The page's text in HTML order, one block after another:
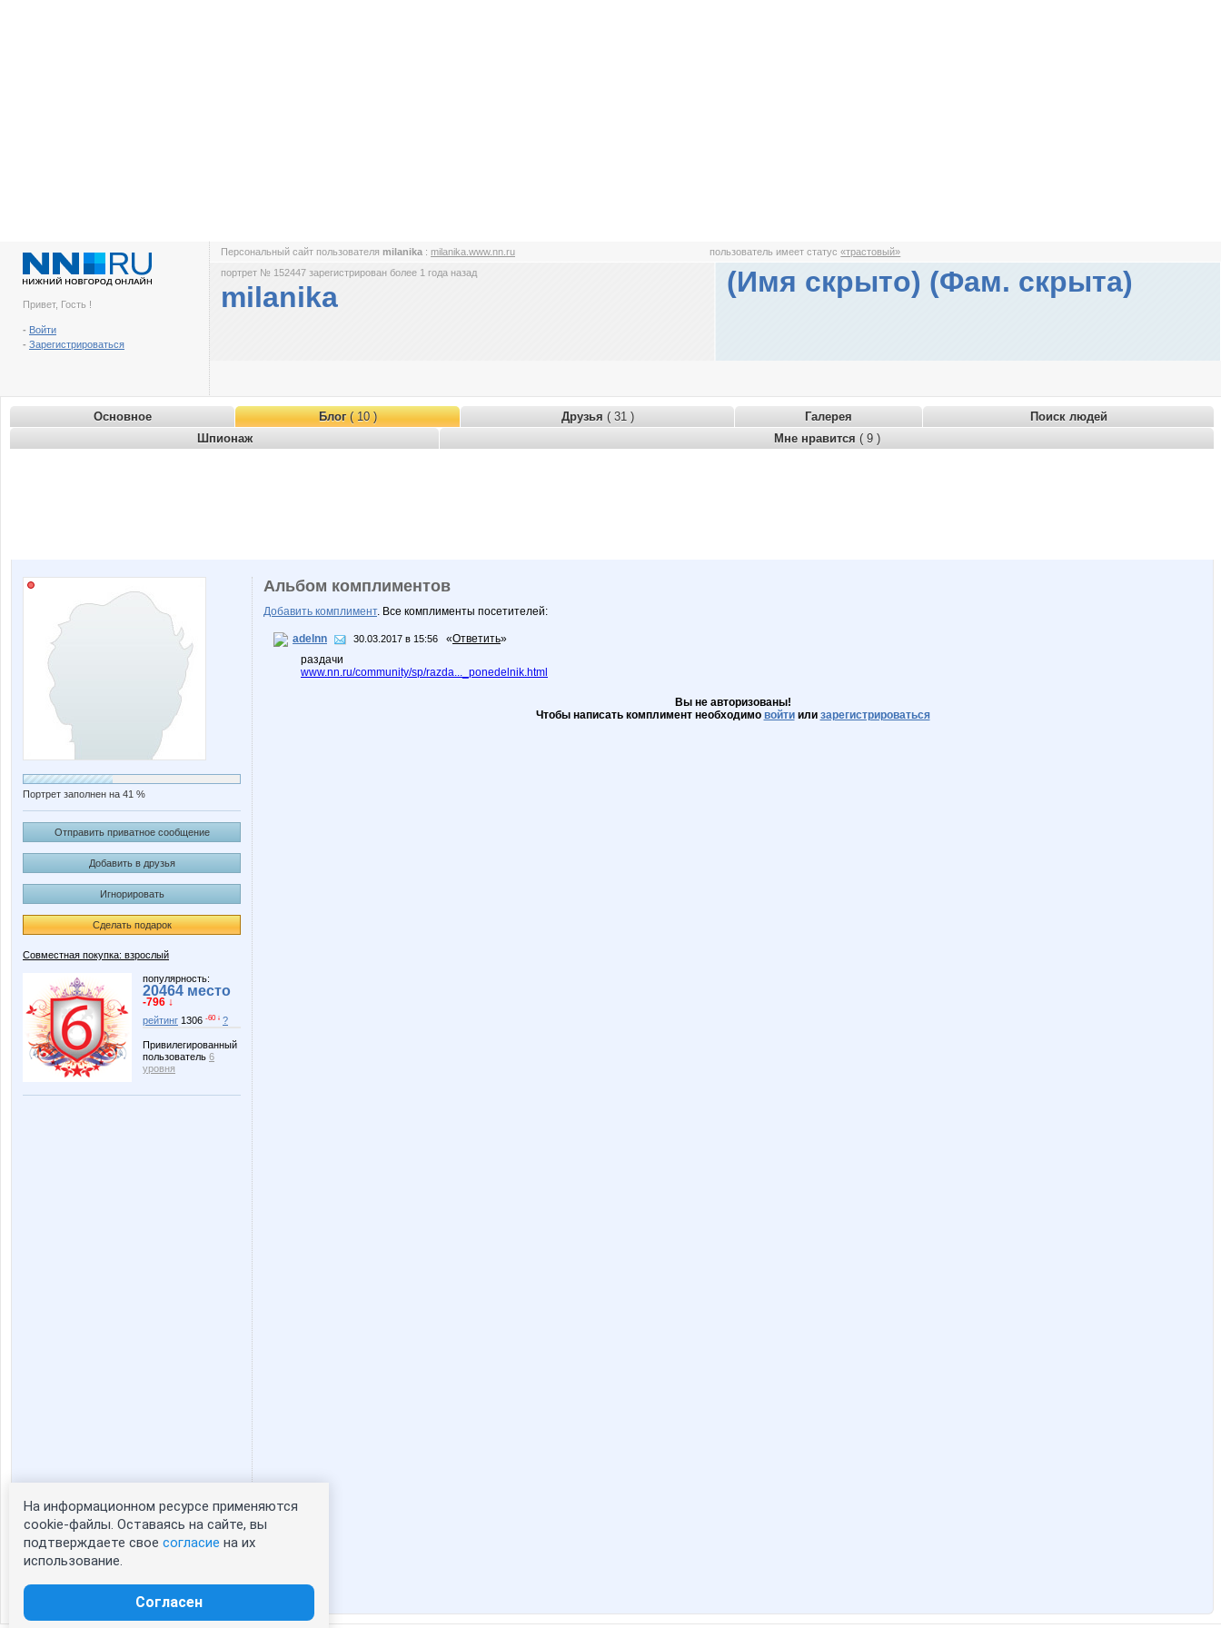
Привет, Гость !
- Войти
- Зарегистрироваться
Персональный сайт пользователя milanika : milanika.www.nn.ru пользователь имеет статус«трастовый»
портрет № 152447 зарегистрирован более 1 года назад
milanika (Имя скрыто) (Фам. скрыта)
Основное Блог( 10 ) Друзья ( 31 ) Галерея
Поиск людей
Шпионаж
Мне нравится ( 9 )
Портрет заполнен на 41 %
Отправить приватное сообщение
Добавить в друзья
Игнорировать
Сделать подарок
Совместная покупка: взрослый
популярность:
20464 место
-796 ↓
рейтинг 1306 -60 ↓ ?
Привилегированный
пользователь 6
уровня
Статистика портрета:
сейчас просматривают портрет - 0
зарегистрированные пользователи
Альбом комплиментов
Добавить комплимент. Все комплименты посетителей:
adelnn 30.03.2017 в 15:56 «Ответить»
раздачи
www.nn.ru/community/sp/razda..._ponedelnik.html
Вы не авторизованы!
Чтобы написать комплимент необходимо войтиили зарегистрироваться
На информационном ресурсе применяются
cookie-файлы. Оставаясь на сайте, вы
подтверждаете свое согласие на их
использование.
Согласен